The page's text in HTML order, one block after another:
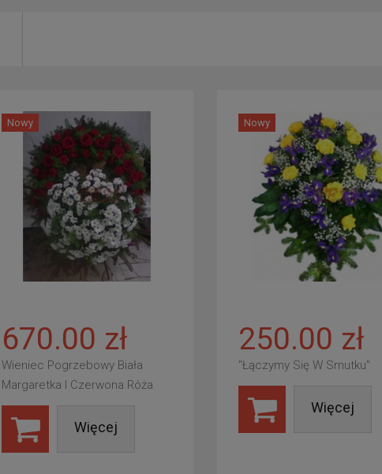
Nowy
670.00 zł
Wieniec Pogrzebowy Biała
Margaretka I Czerwona Róża
Więcej
Nowy
250.00 zł
"Łączymy Się W Smutku"
Więcej